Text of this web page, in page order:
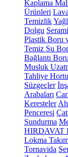
Kaplama
Ürünleri
Temizlik
Dolgu
Plastik Boru
Temiz Su
Bağlantı
Musluk
Tahliye
Süzgeçler
Arabaları
Keresteler
Penceresi
Sundurma
HIRDAVAT
Lokma
Tornavida